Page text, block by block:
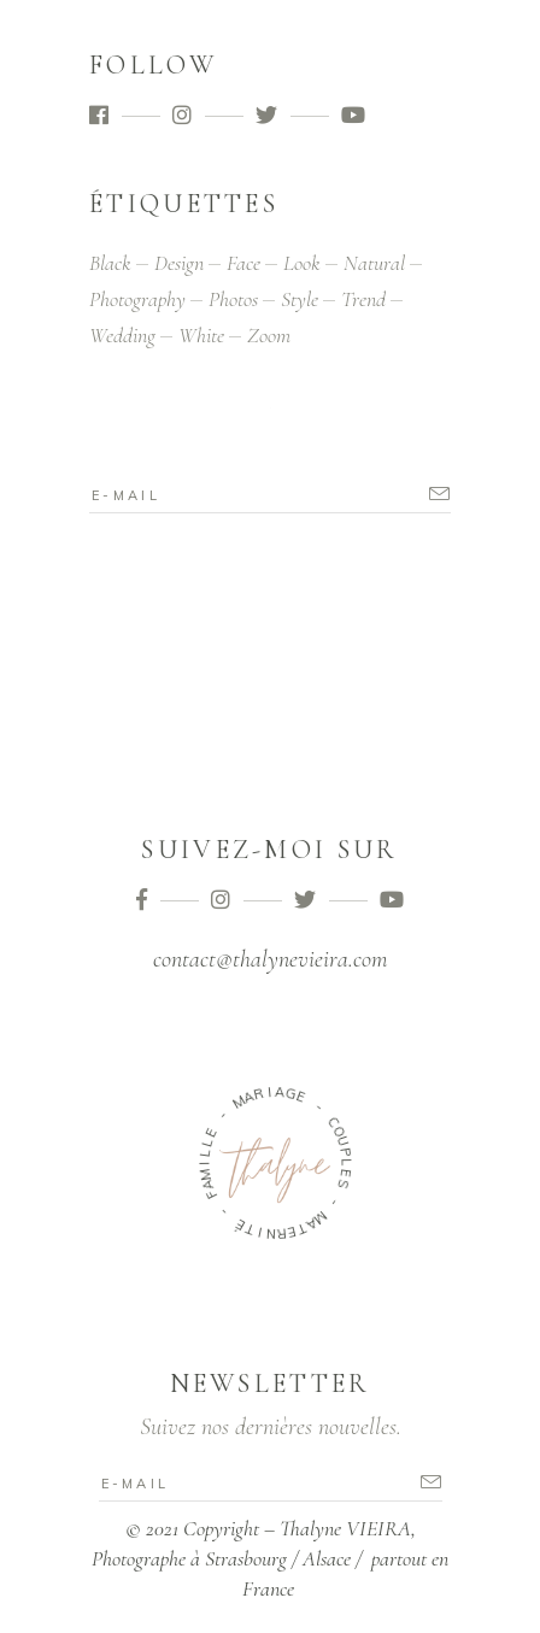
FOLLOW
ÉTIQUETTES
Black Design Face Look
Natural
Photography
Photos Style
Trend
Wedding
White Zoom
SUIVEZ-MOI SUR
contact@thalynevieira.com
- MARIA GE
-
C
O
U
P
E
S
-
M
A
T
E
R
N
T
É
-
F
A
M
I
L
LE
NEWSLETTER
Suivez nos dernières nouvelles.
© 2021 Copyright – Thalyne VIEIRA,
Photographe à Strasbourg / Alsace / partout en
France